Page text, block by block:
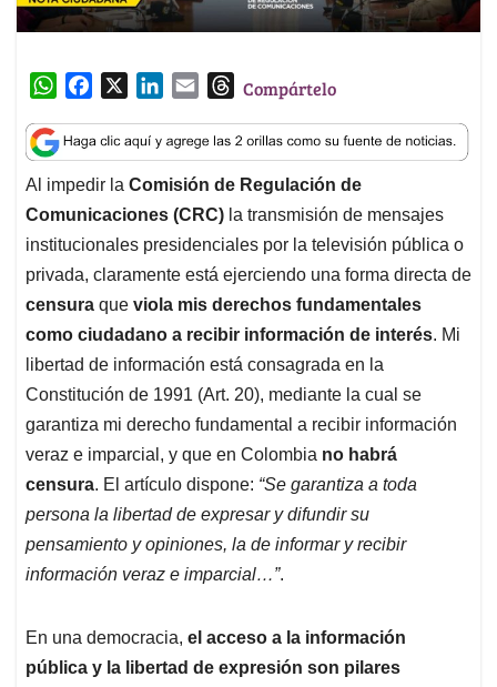
W
a
t
s
A
p
p
c
e
b
o
o
k
n
k
e
d
I
n
a
i
l
T
r
e
a
d
s
Compártelo
Al impedir la Comisión de Regulación de
Comunicaciones (CRC) la transmisión de mensajes
institucionales presidenciales por la televisión pública o
privada, claramente está ejerciendo una forma directa de
censura que viola mis derechos fundamentales
como ciudadano a recibir información de interés. Mi
libertad de información está consagrada en la
Constitución de 1991 (Art. 20), mediante la cual se
garantiza mi derecho fundamental a recibir información
veraz e imparcial, y que en Colombia no habrá
censura. El artículo dispone: “Se garantiza a toda
persona la libertad de expresar y difundir su
pensamiento y opiniones, la de informar y recibir
información veraz e imparcial…”.
En una democracia, el acceso a la información
pública y la libertad de expresión son pilares